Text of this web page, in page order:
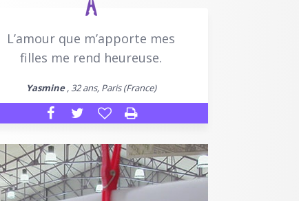
L’amour que m’apporte mes
filles me rend heureuse.
Yasmine, 32 ans, Paris (France)